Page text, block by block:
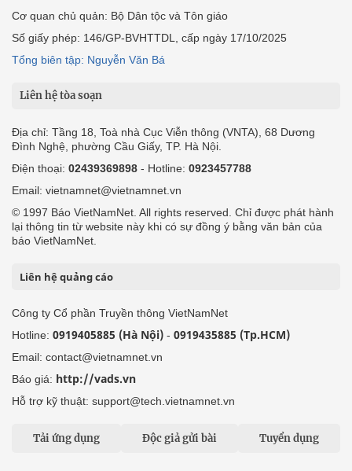
Cơ quan chủ quản: Bộ Dân tộc và Tôn giáo
Số giấy phép: 146/GP-BVHTTDL, cấp ngày 17/10/2025
Tổng biên tập: Nguyễn Văn Bá
Liên hệ tòa soạn
Địa chỉ: Tầng 18, Toà nhà Cục Viễn thông (VNTA), 68 Dương
Đình Nghệ, phường Cầu Giấy, TP. Hà Nội.
Điện thoại: 02439369898 - Hotline: 0923457788
Email: vietnamnet@vietnamnet.vn
© 1997 Báo VietNamNet. All rights reserved. Chỉ được phát hành
lại thông tin từ website này khi có sự đồng ý bằng văn bản của
báo VietNamNet.
Liên hệ quảng cáo
Công ty Cổ phần Truyền thông VietNamNet
Hotline: 0919405885 (Hà Nội) - 0919435885 (Tp.HCM)
Email: contact@vietnamnet.vn
Báo giá: http://vads.vn
Hỗ trợ kỹ thuật: support@tech.vietnamnet.vn
Tải ứng dụng Độc giả gửi bài Tuyển dụng